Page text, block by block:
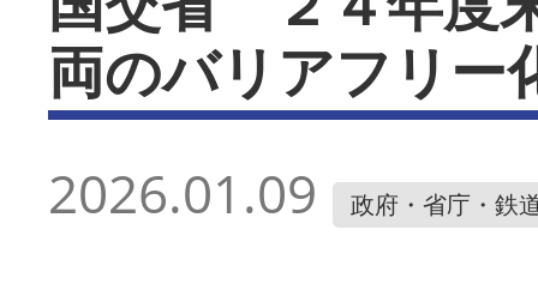
両のバリアフリー
2026.01.09 政府・省庁・鉄